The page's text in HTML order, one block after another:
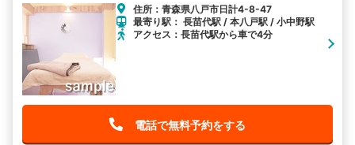
住所：青森県八戸市日計4-8-47
最寄り駅： 長苗代駅 / 本八戸駅 / 小中野駅
アクセス：長苗代駅から車で4分
電話で無料予約をする